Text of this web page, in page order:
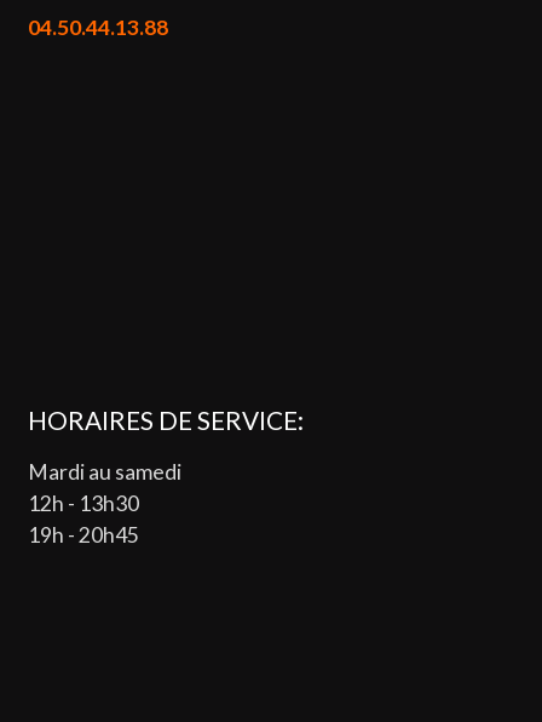
04.50.44.13.88
HORAIRES DE SERVICE:
Mardi au samedi
12h - 13h30
19h - 20h45